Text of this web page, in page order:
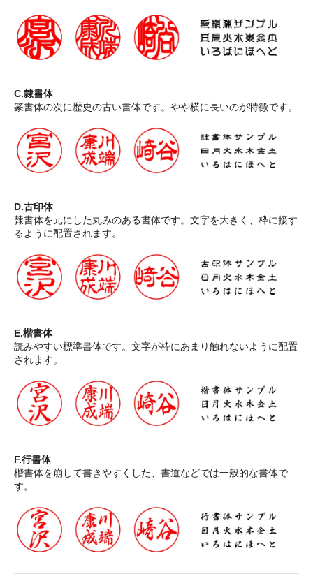
C.隷書体
篆書体の次に歴史の古い書体です。やや横に長いのが特徴です。
D.古印体
隷書体を元にした丸みのある書体です。文字を大きく、枠に接す
るように配置されます。
E.楷書体
読みやすい標準書体です。文字が枠にあまり触れないように配置
されます。
F.行書体
楷書体を崩して書きやすくした、書道などでは一般的な書体で
す。